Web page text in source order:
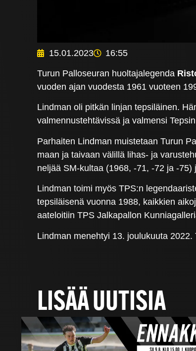
15.01.2023 16:55
Turun Palloseuran huoltajalegenda
vuoden ajan vuodesta 1961 vuoteen
Lindman oli pitkän linjan tepsiläinen.
valmennustehtävissä ja valmensi
Parhaiten Lindman muistetaan Turun
maan ja taivaan välillä lihas- ja
neljää SM-kultaa (1968, -71, -72 ja -
Lindman toimi myös TPS:n
tepsiläisenä vuonna 1988, kaikkien
aateloitiin TPS Jalkapallon
Lindman menehtyi 13. joulukuuta
LISÄÄ UUTISIA